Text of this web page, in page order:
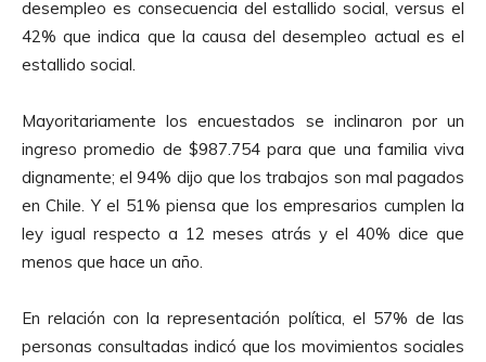
desempleo es consecuencia del estallido social, versus el
42% que indica que la causa del desempleo actual es el
estallido social.
Mayoritariamente los encuestados se inclinaron por un
ingreso promedio de $987.754 para que una familia viva
dignamente; el 94% dijo que los trabajos son mal pagados
en Chile. Y el 51% piensa que los empresarios cumplen la
ley igual respecto a 12 meses atrás y el 40% dice que
menos que hace un año.
En relación con la representación política, el 57% de las
personas consultadas indicó que los movimientos sociales